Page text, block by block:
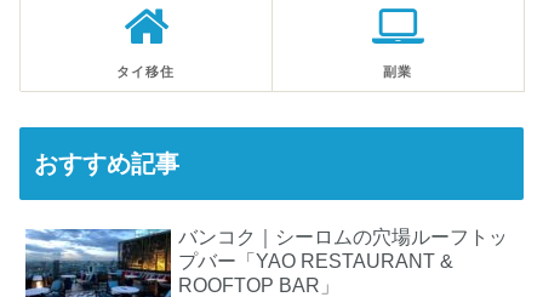
タイ移住 副業
おすすめ記事
バンコク｜シーロムの穴場ルーフトッ
プバー「YAO RESTAURANT &
ROOFTOP BAR」